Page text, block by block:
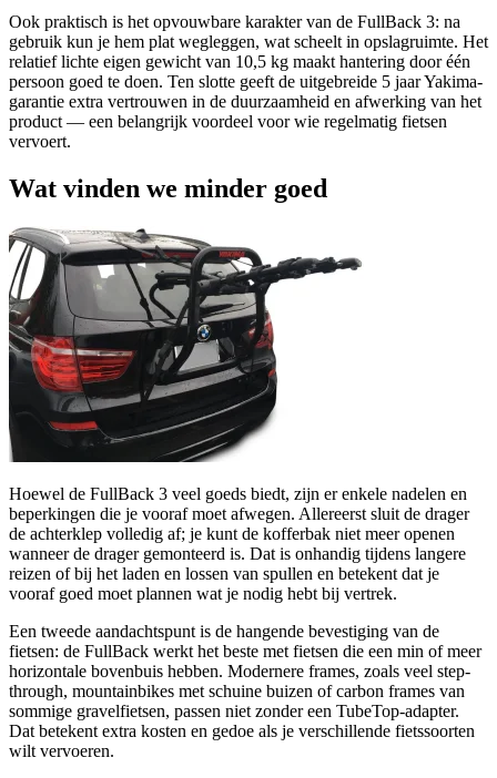
Ook praktisch is het opvouwbare karakter van de FullBack 3: na
gebruik kun je hem plat wegleggen, wat scheelt in opslagruimte. Het
relatief lichte eigen gewicht van 10,5 kg maakt hantering door één
persoon goed te doen. Ten slotte geeft de uitgebreide 5 jaar Yakima-
garantie extra vertrouwen in de duurzaamheid en afwerking van het
product — een belangrijk voordeel voor wie regelmatig fietsen
vervoert.
Wat vinden we minder goed
Hoewel de FullBack 3 veel goeds biedt, zijn er enkele nadelen en
beperkingen die je vooraf moet afwegen. Allereerst sluit de drager
de achterklep volledig af; je kunt de kofferbak niet meer openen
wanneer de drager gemonteerd is. Dat is onhandig tijdens langere
reizen of bij het laden en lossen van spullen en betekent dat je
vooraf goed moet plannen wat je nodig hebt bij vertrek.
Een tweede aandachtspunt is de hangende bevestiging van de
fietsen: de FullBack werkt het beste met fietsen die een min of meer
horizontale bovenbuis hebben. Modernere frames, zoals veel step-
through, mountainbikes met schuine buizen of carbon frames van
sommige gravelfietsen, passen niet zonder een TubeTop-adapter.
Dat betekent extra kosten en gedoe als je verschillende fietssoorten
wilt vervoeren.